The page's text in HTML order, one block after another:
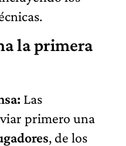
la primera
Las
primero una
, de los